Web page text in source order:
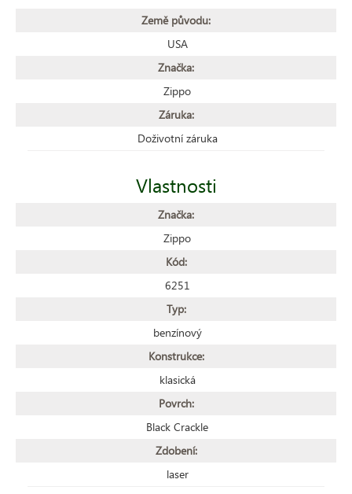
Země původu:
USA
Značka:
Zippo
Záruka:
Doživotní záruka
Vlastnosti
Značka:
Zippo
Kód:
6251
Typ:
benzínový
Konstrukce:
klasická
Povrch:
Black Crackle
Zdobení:
laser